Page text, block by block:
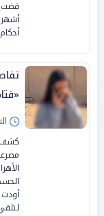
قضت
كشف